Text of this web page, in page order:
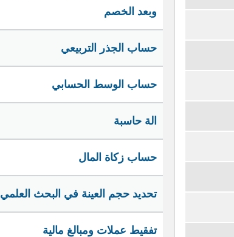
وبعد الخصم
حساب الجذر التربيعي
حساب الوسط الحسابي
الة حاسبة
حساب زكاة المال
تحديد حجم العينة في البحث العلمي
تفقيط عملات ومبالغ مالية